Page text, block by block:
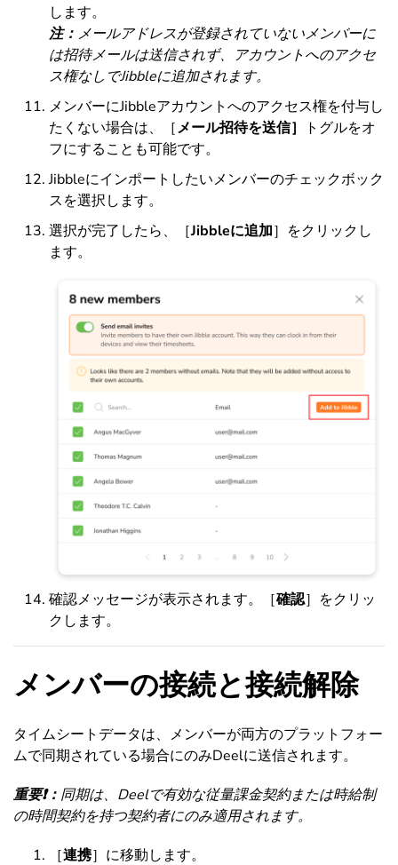
します。
注： メールアドレスが登録されていないメンバーに
は招待メールは送信されず、アカウントへのアクセ
ス権なしでJibbleに追加されます。
メンバーにJibbleアカウントへのアクセス権を付与し
たくない場合は、［メール招待を送信］
トグルをオ
フにすることも可能です。
Jibbleにインポートしたいメンバーのチェックボック
スを選択します。
選択が完了したら、［Jibbleに追加］をクリックし
ます。
確認メッセージが表示されます。［確認］をクリッ
クします。
メンバーの接続と接続解除
タイムシートデータは、メンバーが両方のプラットフォー
ムで同期されている場合にのみDeelに送信されます。
重要❗： 同期は、Deelで有効な従量課金契約または時給制
の時間契約を持つ契約者にのみ適用されます。
［連携］に移動します。